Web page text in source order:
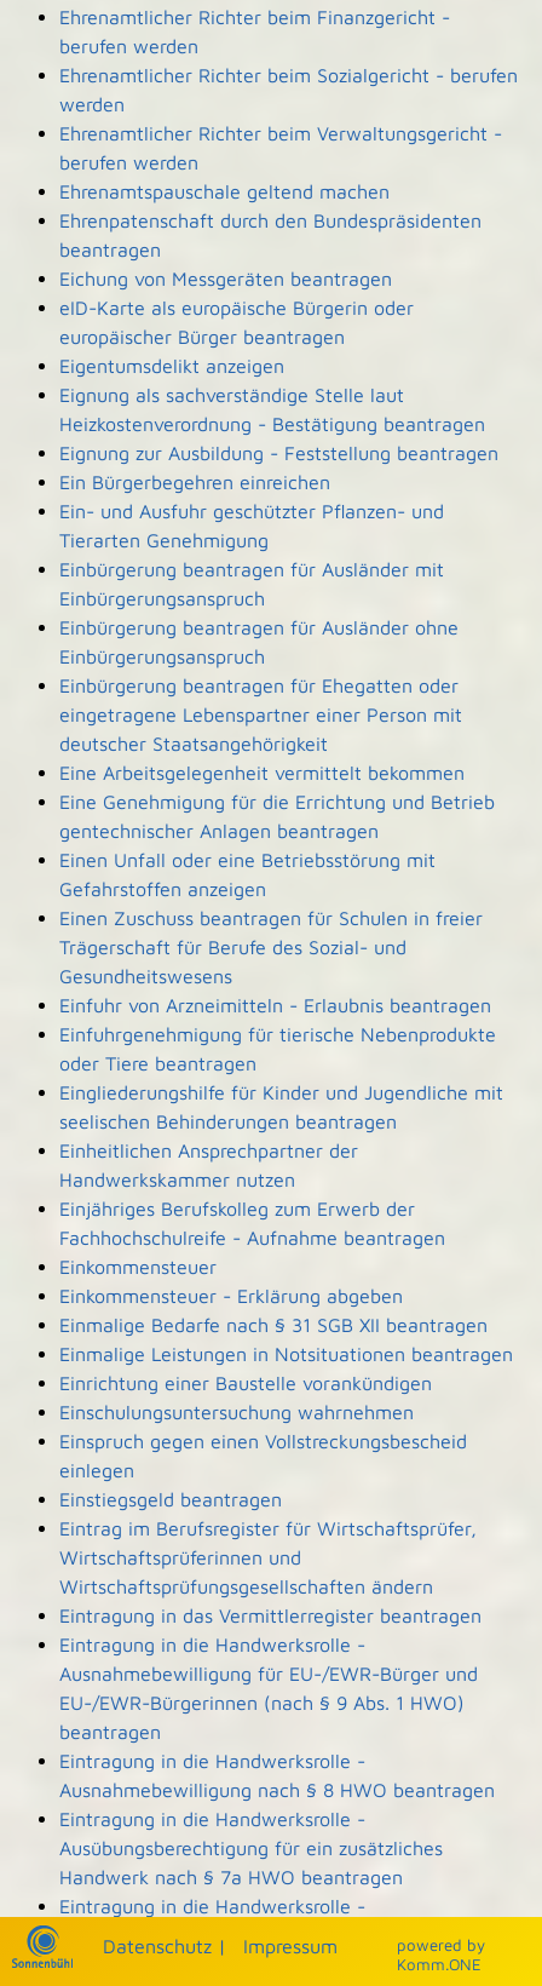
Ehrenamtlicher Richter beim Finanzgericht -
berufen werden
Ehrenamtlicher Richter beim Sozialgericht - berufen
werden
Ehrenamtlicher Richter beim Verwaltungsgericht -
berufen werden
Ehrenamtspauschale geltend machen
Ehrenpatenschaft durch den Bundespräsidenten
beantragen
Eichung von Messgeräten beantragen
eID-Karte als europäische Bürgerin oder
europäischer Bürger beantragen
Eigentumsdelikt anzeigen
Eignung als sachverständige Stelle laut
Heizkostenverordnung - Bestätigung beantragen
Eignung zur Ausbildung - Feststellung beantragen
Ein Bürgerbegehren einreichen
Ein- und Ausfuhr geschützter Pflanzen- und
Tierarten Genehmigung
Einbürgerung beantragen für Ausländer mit
Einbürgerungsanspruch
Einbürgerung beantragen für Ausländer ohne
Einbürgerungsanspruch
Einbürgerung beantragen für Ehegatten oder
eingetragene Lebenspartner einer Person mit
deutscher Staatsangehörigkeit
Eine Arbeitsgelegenheit vermittelt bekommen
Eine Genehmigung für die Errichtung und Betrieb
gentechnischer Anlagen beantragen
Einen Unfall oder eine Betriebsstörung mit
Gefahrstoffen anzeigen
Einen Zuschuss beantragen für Schulen in freier
Trägerschaft für Berufe des Sozial- und
Gesundheitswesens
Einfuhr von Arzneimitteln - Erlaubnis beantragen
Einfuhrgenehmigung für tierische Nebenprodukte
oder Tiere beantragen
Eingliederungshilfe für Kinder und Jugendliche mit
seelischen Behinderungen beantragen
Einheitlichen Ansprechpartner der
Handwerkskammer nutzen
Einjähriges Berufskolleg zum Erwerb der
Fachhochschulreife - Aufnahme beantragen
Einkommensteuer
Einkommensteuer - Erklärung abgeben
Einmalige Bedarfe nach § 31 SGB XII beantragen
Einmalige Leistungen in Notsituationen beantragen
Einrichtung einer Baustelle vorankündigen
Einschulungsuntersuchung wahrnehmen
Einspruch gegen einen Vollstreckungsbescheid
einlegen
Einstiegsgeld beantragen
Eintrag im Berufsregister für Wirtschaftsprüfer,
Wirtschaftsprüferinnen und
Wirtschaftsprüfungsgesellschaften ändern
Eintragung in das Vermittlerregister beantragen
Eintragung in die Handwerksrolle -
Ausnahmebewilligung für EU-/EWR-Bürger und
EU-/EWR-Bürgerinnen (nach § 9 Abs. 1 HWO)
beantragen
Eintragung in die Handwerksrolle -
Ausnahmebewilligung nach § 8 HWO beantragen
Eintragung in die Handwerksrolle -
Ausübungsberechtigung für ein zusätzliches
Handwerk nach § 7a HWO beantragen
Eintragung in die Handwerksrolle -
Ausübungsberechtigung nach § 7b HWO
beantragen
powered by
Komm.ONE
Datenschutz | Impressum